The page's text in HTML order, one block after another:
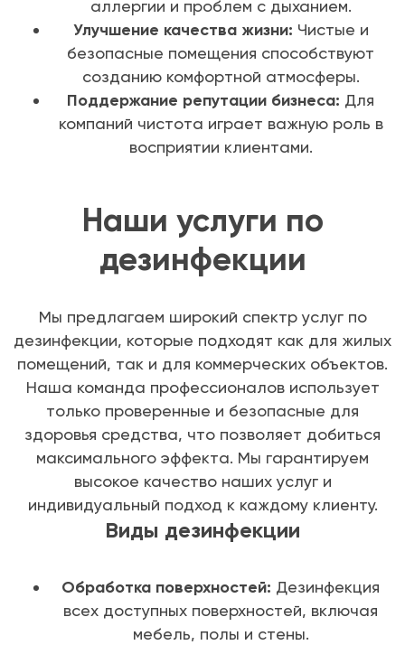
аллергии и проблем с дыханием.
Улучшение качества жизни: Чистые и
безопасные помещения способствуют
созданию комфортной атмосферы.
Поддержание репутации бизнеса: Для
компаний чистота играет важную роль в
восприятии клиентами.
Наши услуги по
дезинфекции
Мы предлагаем широкий спектр услуг по
дезинфекции, которые подходят как для жилых
помещений, так и для коммерческих объектов.
Наша команда профессионалов использует
только проверенные и безопасные для
здоровья средства, что позволяет добиться
максимального эффекта. Мы гарантируем
высокое качество наших услуг и
индивидуальный подход к каждому клиенту.
Виды дезинфекции
Обработка поверхностей: Дезинфекция
всех доступных поверхностей, включая
мебель, полы и стены.